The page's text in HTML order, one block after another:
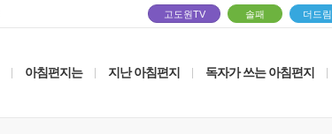
고도원TV 솔패 더드림
아침편지는 지난 아침편지 독자가 쓰는 아침편지